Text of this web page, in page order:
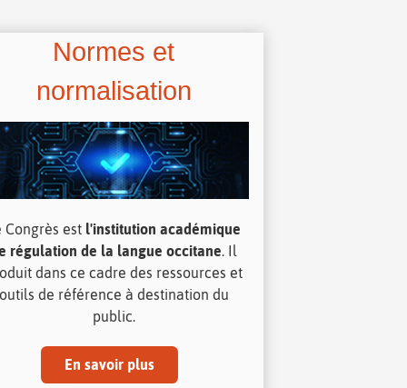
Normes et
normalisation
Congrès est l'institution académique
régulation de la langue occitane. Il
dans ce cadre des ressources et
outils de référence à destination du
public.
En savoir plus